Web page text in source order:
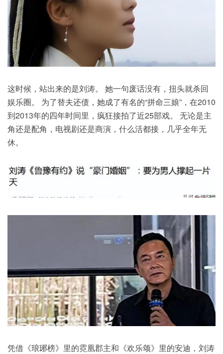
这时候，站出来的是刘涛。 她一句废话没有，扭头就杀回
娱乐圈。 为了替夫还债，她成了有名的“拼命三娘”，在2010
到2013年的四年时间里，疯狂接拍了近25部戏。 无论是主
角还是配角，电视剧还是商演，什么活都接，几乎全年无
休。
凭借《琅琊榜》里的霓凰郡主和《欢乐颂》里的安迪，刘涛